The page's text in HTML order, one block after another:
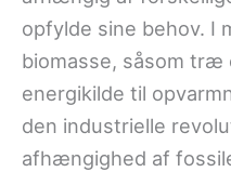
opfylde sine behov. I
biomasse, såsom
energikilde til
den industrielle
afhængighed af